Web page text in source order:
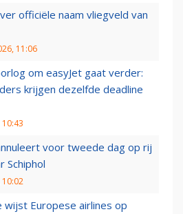
officiële naam vliegveld van
11:06
om easyJet gaat verder:
krijgen dezelfde deadline
voor tweede dag op rij
Schiphol
10:02
wijst Europese airlines op